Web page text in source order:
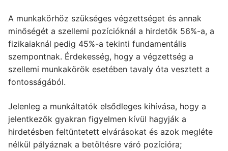
A munkakörhöz szükséges végzettséget és annak
minőségét a szellemi pozícióknál a hirdetők 56%-a, a
fizikaiaknál pedig 45%-a tekinti fundamentális
szempontnak. Érdekesség, hogy a végzettség a
szellemi munkakörök esetében tavaly óta vesztett a
fontosságából.
Jelenleg a munkáltatók elsődleges kihívása, hogy a
jelentkezők gyakran figyelmen kívül hagyják a
hirdetésben feltüntetett elvárásokat és azok megléte
nélkül pályáznak a betöltésre váró pozícióra;